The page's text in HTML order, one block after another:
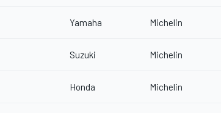
Yamaha Michelin
Suzuki Michelin
Honda Michelin